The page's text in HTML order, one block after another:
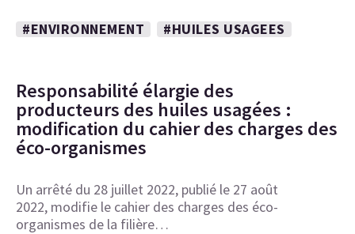
#ENVIRONNEMENT #HUILES USAGEES
Responsabilité élargie des
producteurs des huiles usagées :
modification du cahier des charges des
éco-organismes
Un arrêté du 28 juillet 2022, publié le 27 août
2022, modifie le cahier des charges des éco-
organismes de la filière…